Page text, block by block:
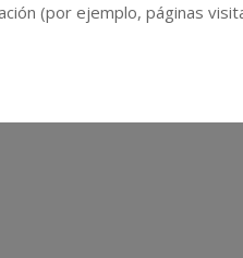
(por ejemplo, páginas